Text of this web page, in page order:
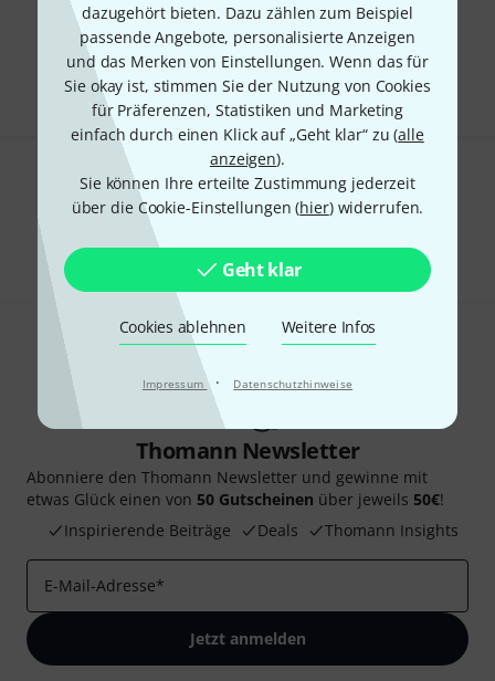
dazugehört bieten. Dazu zählen zum Beispiel
passende Angebote, personalisierte Anzeigen
und das Merken von Einstellungen. Wenn das für
Sie okay ist, stimmen Sie der Nutzung von Cookies
für Präferenzen, Statistiken und Marketing
einfach durch einen Klick auf „Geht klar“ zu (alle
anzeigen).
Sie können Ihre erteilte Zustimmung jederzeit
über die Cookie-Einstellungen (hier) widerrufen.
Geht klar
Cookies ablehnen Weitere Infos
Impressum · Datenschutzhinweise
Kostenloser Versand ab 29 €
Alle Preise inkl. MwSt.
Gefällt Ihnen, was Sie sehen?
Teilen
Thomann Newsletter
Abonniere den Thomann Newsletter und gewinne mit
etwas Glück einen von 50 Gutscheinen über jeweils 50€!
Inspirierende Beiträge
Deals Thomann Insights
E-Mail-Adresse*
Jetzt anmelden